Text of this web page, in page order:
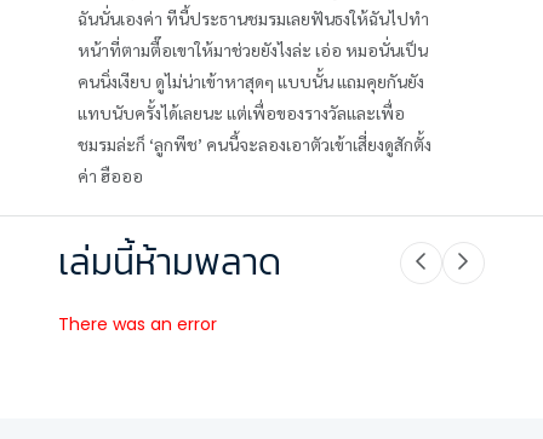
ฉันนั่นเองค่า ทีนี้ประธานชมรมเลยฟันธงให้ฉันไปทำ
หน้าที่ตามตื๊อเขาให้มาช่วยยังไงล่ะ เอ่อ หมอนั่นเป็น
คนนิ่งเงียบ ดูไม่น่าเข้าหาสุดๆ แบบนั้น แถมคุยกันยัง
แทบนับครั้งได้เลยนะ แต่เพื่อของรางวัลและเพื่อ
ชมรมล่ะก็ ‘ลูกพีช’ คนนี้จะลองเอาตัวเข้าเสี่ยงดูสักตั้ง
ค่า ฮือออ
เล่มนี้ห้ามพลาด
There was an error